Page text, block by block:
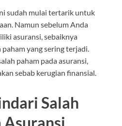
sudah mulai tertarik untuk
Namun sebelum Anda
asuransi, sebaiknya
paham yang sering terjadi.
paham pada asuransi,
sebab kerugian finansial.
Salah